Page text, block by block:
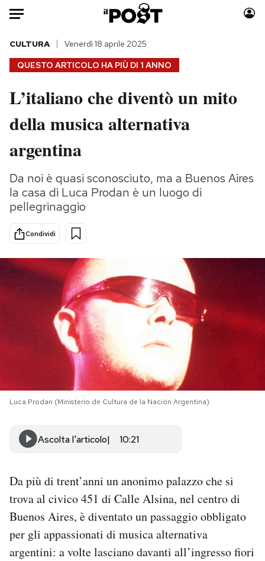
Auto
HOME
Italia
Politica
Tecnologia
Scienza
Cultura
Sport
Moda
Consumismi
Media
PODCAST
NEWSLETTER
I MIEI PREFERITI
SHOP
CALENDARIO
AREA PERSONALE
Newsletter
Notifiche mobile
Regala il Post
QUESTO ARTICOLO HA PIÙ DI 1 ANNO
CULTURA Venerdì 18 aprile 2025
L’italiano che diventò un mito
della musica alternativa
argentina
Da noi è quasi sconosciuto, ma a Buenos Aires
la casa di Luca Prodan è un luogo di
pellegrinaggio
Condividi
Luca Prodan (Ministerio de Cultura de la Nación Argentina)
Ascolta l'articolo 10:21
Da più di trent’anni un anonimo palazzo che si
trova al civico 451 di Calle Alsina, nel centro di
Buenos Aires, è diventato un passaggio obbligato
per gli appassionati di musica alternativa
argentini: a volte lasciano davanti all’ingresso fiori